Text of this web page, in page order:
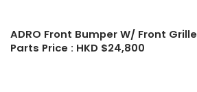
ADRO Front Bumper W/ Front Grille
Parts Price : HKD $24,800